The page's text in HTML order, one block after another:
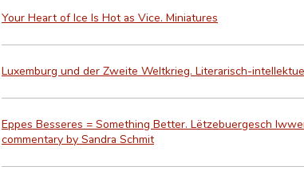
Your Heart of Ice Is Hot as Vice. Miniatures
Luxemburg und der Zweite Weltkrieg. Literarisch-
Eppes Besseres = Something Better. Lëtzebuergesch
commentary by Sandra Schmit